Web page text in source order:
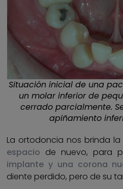
Situación inicial de una
un molar inferior de
cerrado parcialmente.
apiñamiento
La ortodoncia nos brinda
espacio de nuevo, para
implante y una corona
diente perdido, pero de su